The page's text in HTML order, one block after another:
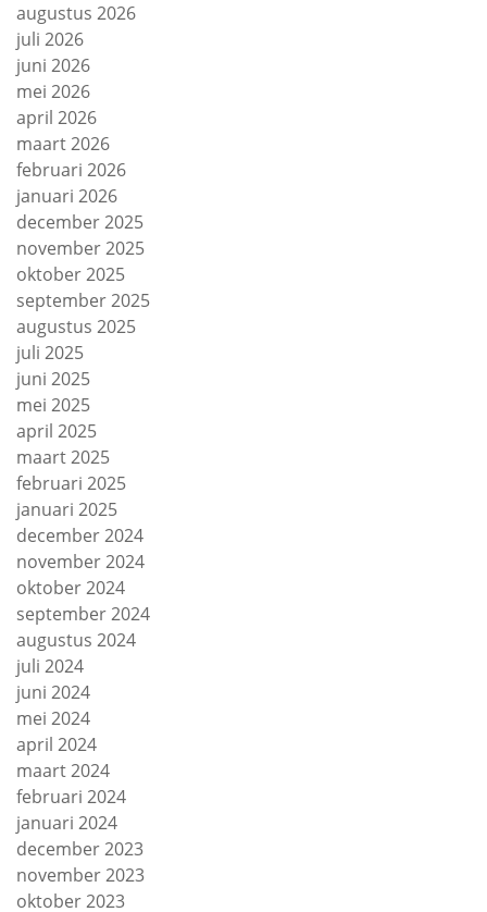
augustus 2026
juli 2026
juni 2026
mei 2026
april 2026
maart 2026
februari 2026
januari 2026
december 2025
november 2025
oktober 2025
september 2025
augustus 2025
juli 2025
juni 2025
mei 2025
april 2025
maart 2025
februari 2025
januari 2025
december 2024
november 2024
oktober 2024
september 2024
augustus 2024
juli 2024
juni 2024
mei 2024
april 2024
maart 2024
februari 2024
januari 2024
december 2023
november 2023
oktober 2023